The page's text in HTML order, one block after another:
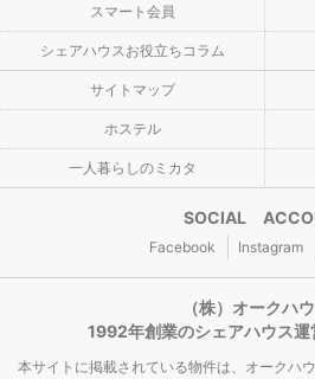
スマート会員
シェアハウスお役立ちコラム
サイトマップ
ホステル
一人暮らしのミカタ
SOCIAL
Facebook Instagram
（株）オークハ
1992年創業のシェアハウス運
本サイトに掲載されている物件は、オークハ